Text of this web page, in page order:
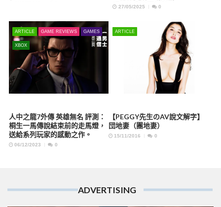
27/05/2025 0
ARTICLE GAME REVIEWS GAMES
XBOX
人中之龍7外傳 英雄無名 評測：
桐生一馬傳說結束前的走馬燈，
送給系列玩家的感動之作。
06/12/2023 0
ARTICLE
【PEGGY先生のAV說文解字】
団地妻（團地妻）
15/11/2016 0
ADVERTISING